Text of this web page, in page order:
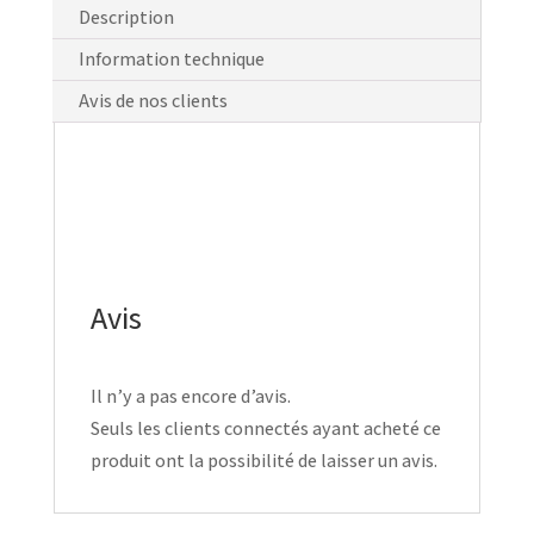
Description
Information technique
Avis de nos clients
Avis
Il n’y a pas encore d’avis.
Seuls les clients connectés ayant acheté ce
produit ont la possibilité de laisser un avis.